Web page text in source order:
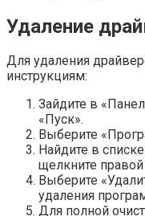
Удаление
Для удаления
инструкциям:
Зайдите в
«Пуск».
Выберите
Найдите в
щелкните
Выберите
удаления
Для полной